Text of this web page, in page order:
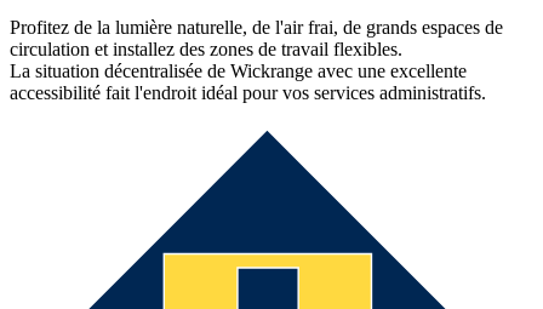
Profitez de la lumière naturelle, de l'air frai, de grands espaces de
circulation et installez des zones de travail flexibles.
La situation décentralisée de Wickrange avec une excellente
accessibilité fait l'endroit idéal pour vos services administratifs.